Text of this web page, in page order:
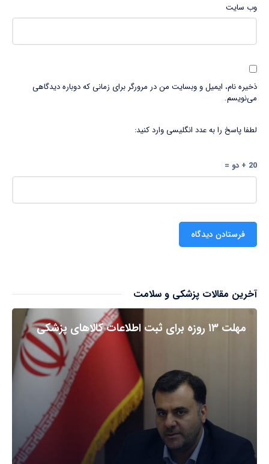
وب‌ سایت
ذخیره نام، ایمیل و وبسایت من در مرورگر برای زمانی که دوباره دیدگاهی
می‌نویسم.
لطفا پاسخ را به عدد انگلیسی وارد کنید:
20 + دو =
آخرین مقالات پزشکی و سلامت
مهلت ۱۳ روزه برای ثبت اطلاعات کالاهای پزشکی